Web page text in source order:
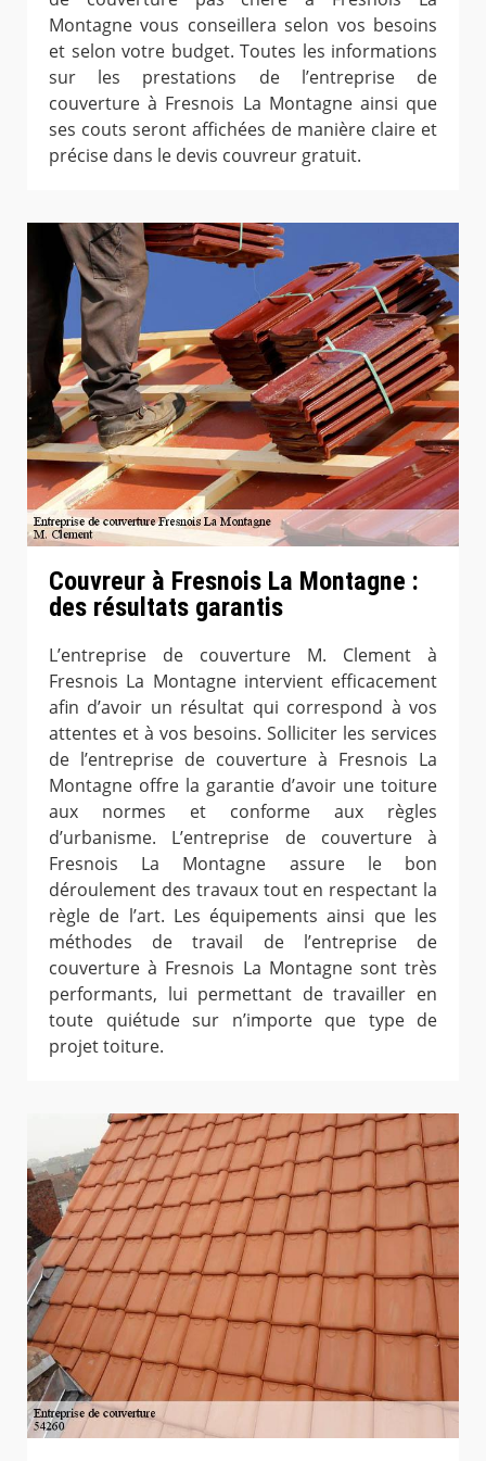
Montagne vous conseillera selon vos besoins
et selon votre budget. Toutes les informations
sur les prestations de l’entreprise de
couverture à Fresnois La Montagne ainsi que
ses couts seront affichées de manière claire et
précise dans le devis couvreur gratuit.
Couvreur à Fresnois La Montagne :
des résultats garantis
L’entreprise de couverture M. Clement à
Fresnois La Montagne intervient efficacement
afin d’avoir un résultat qui correspond à vos
attentes et à vos besoins. Solliciter les services
de l’entreprise de couverture à Fresnois La
Montagne offre la garantie d’avoir une toiture
aux normes et conforme aux règles
d’urbanisme. L’entreprise de couverture à
Fresnois La Montagne assure le bon
déroulement des travaux tout en respectant la
règle de l’art. Les équipements ainsi que les
méthodes de travail de l’entreprise de
couverture à Fresnois La Montagne sont très
performants, lui permettant de travailler en
toute quiétude sur n’importe que type de
projet toiture.